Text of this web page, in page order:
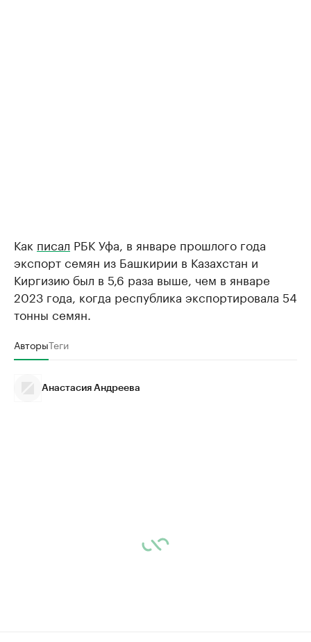
Как писал РБК Уфа, в январе прошлого года
экспорт семян из Башкирии в Казахстан и
Киргизию был в 5,6 раза выше, чем в январе
2023 года, когда республика экспортировала 54
тонны семян.
АвторыТеги
Анастасия Андреева